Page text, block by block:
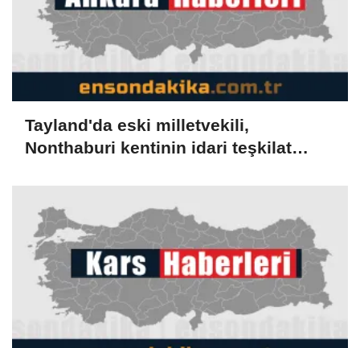
Tayland'da eski milletvekili,
Nonthaburi kentinin idari teşkilat